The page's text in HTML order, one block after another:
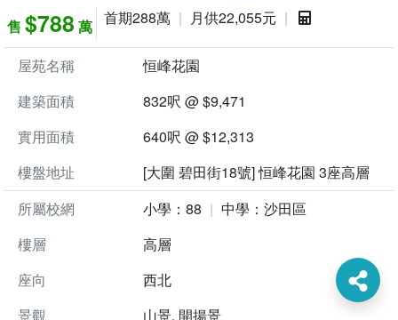
售 $788 萬 首期288萬 月供22,055元
屋苑名稱
恒峰花園
建築面積
832呎 @ $9,471
實用面積
640呎 @ $12,313
樓盤地址
[大圍 碧田街18號] 恒峰花園 3座高層
所屬校網
小學：88
中學：沙田區
樓層
高層
座向
西北
景觀
山景, 開揚景